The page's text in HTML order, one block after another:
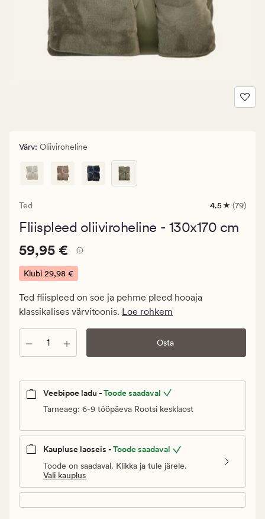
Värv: Oliiviroheline
Ted
79
keskmise
4.5 (79)
Fliispleed oliiviroheline - 130x170 cm
Pris_ee
59,95
€.
29,98
€
Pris_ee 59,95 €
59,95 €
Klubi 29,98 €
Ted fliispleed on soe ja pehme pleed hooaja
klassikalises värvitoonis. Loe rohkem
Kogus Osta
Veebipoe ladu -Toode saadaval
Tarneaeg: 6-9 tööpäeva Rootsi kesklaost
Kaupluse laoseis -Toode saadaval
Toode on saadaval. Klikka ja tule järele.
Vali kauplus